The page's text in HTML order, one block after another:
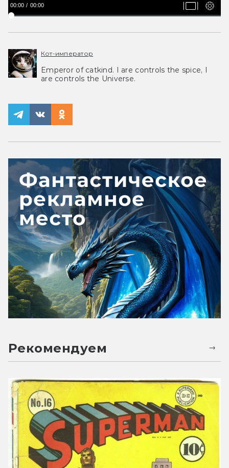
00:00 00:00
Кот-император
Emperor of catkind. I are controls the spice, I
are controls the Universe.
Рекомендуем